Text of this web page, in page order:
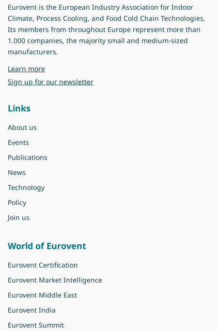
Eurovent is the European Industry Association for Indoor
Climate, Process Cooling, and Food Cold Chain Technologies.
Its members from throughout Europe represent more than
1.000 companies, the majority small and medium-sized
manufacturers.
Learn moreabout Eurovent
Sign up for our newsletter
Links
About us
Events
Publications
News
Technology
Policy
Join us
World of Eurovent
Eurovent Certification
Eurovent Market Intelligence
Eurovent Middle East
Eurovent India
Eurovent Summit